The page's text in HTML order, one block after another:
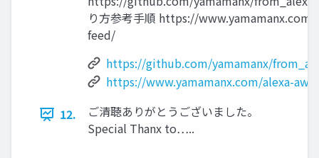
り方参考手順 https://www.yamamanx.com/
feed/
https://github.com/yamamanx/
https://www.yamamanx.com/alexa-
12.
ご清聴ありがとうございました。
Special Thanx to…..